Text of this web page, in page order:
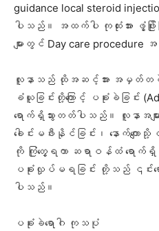
guidance local steroid
ပါသည်။ အထက်ပါ ကုထုံးအား ဖွံ့ဖြို
များတွင် Day care
လူနာသည် ထိုအဆင့်အား အမှတ်တမဲ့ထာ
ခံယူခြင်းတို့ကြောင့် ပခုံးခဲခြင်း
ရောက်ရှိသွားတတ်ပါသည်။ လူနာ
ခေါင်းမဖီးနိုင်ခြင်း၊ နောက်က
ကို ကြုံတွေ့ရကာ ဆရာဝန်ထံ ရောက်ရှိ
ပခုံးလှုပ်မရခြင်း တို့သည် ၎င်းရ
ပါသည်။
ပခုံးခဲရောဂါ ကုသပုံ